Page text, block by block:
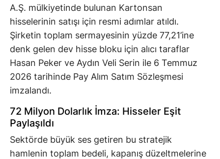
A.Ş. mülkiyetinde bulunan Kartonsan
hisselerinin satışı için resmi adımlar atıldı.
Şirketin toplam sermayesinin yüzde 77,21’ine
denk gelen dev hisse bloku için alıcı taraflar
Hasan Peker ve Aydın Veli Serin ile 6 Temmuz
2026 tarihinde Pay Alım Satım Sözleşmesi
imzalandı.
72 Milyon Dolarlık İmza: Hisseler Eşit
Paylaşıldı
Sektörde büyük ses getiren bu stratejik
hamlenin toplam bedeli, kapanış düzeltmelerine